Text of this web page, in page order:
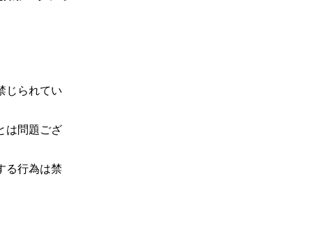
じられてい
は問題ござ
る行為は禁